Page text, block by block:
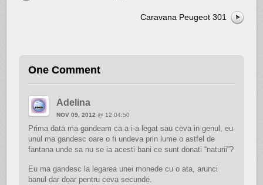
Caravana Peugeot 301
One Comment
Adelina
NOV 09, 2012 @ 12:04:50
Prima data ma gandeam ca a i-a legat sau ceva in genul, eu
unul ma gandesc oare o fi undeva prin lume o astfel de
fantana unde sa nu se ia acesti bani ce sunt donati “naturii”?
Eu ma gandesc la legarea unei monede cu o ata, arunci
banul dar doar pentru ceva secunde.